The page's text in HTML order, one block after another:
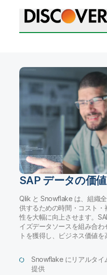
SAP データの価
Qlik と Snowflake は、組織
供するための時間・コスト
性を大幅に向上させます。
イズデータソースを組み合
トを獲得し、ビジネス価値を
Snowflake にリアルタイ
提供